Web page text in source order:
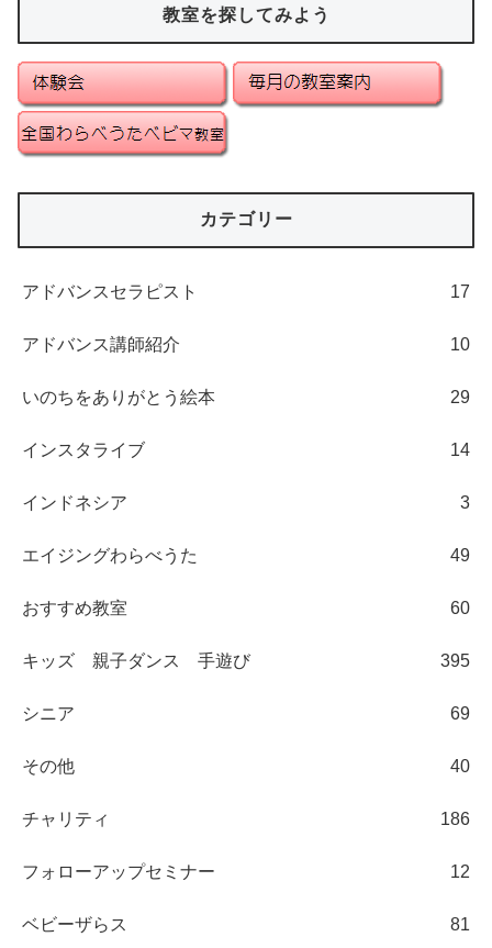
教室を探してみよう
カテゴリー
アドバンスセラピスト 17
アドバンス講師紹介 10
いのちをありがとう絵本 29
インスタライブ 14
インドネシア 3
エイジングわらべうた 49
おすすめ教室 60
キッズ 親子ダンス 手遊び 395
シニア 69
その他 40
チャリティ 186
フォローアップセミナー 12
ベビーザらス 81